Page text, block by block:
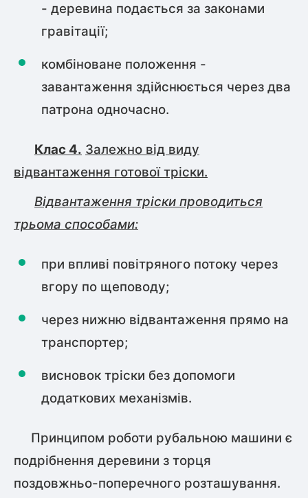
- деревина подається за законами
гравітації;
комбіноване положення -
завантаження здійснюється через два
патрона одночасно.
Клас 4. Залежно від виду
відвантаження готової тріски.
Відвантаження тріски проводиться
трьома способами:
при впливі повітряного потоку через
вгору по щеповоду;
через нижню відвантаження прямо на
транспортер;
висновок тріски без допомоги
додаткових механізмів.
Принципом роботи рубальною машини є
подрібнення деревини з торця
поздовжньо-поперечного розташування.